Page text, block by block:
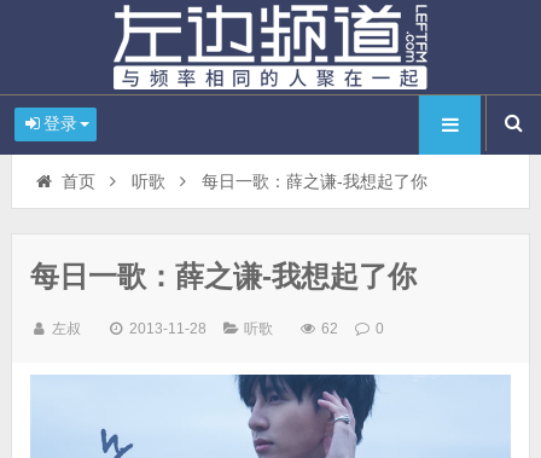
登录
首页 听歌 每日一歌：薛之谦-我想起了你
每日一歌：薛之谦-我想起了你
左叔 2013-11-28 听歌 62 0